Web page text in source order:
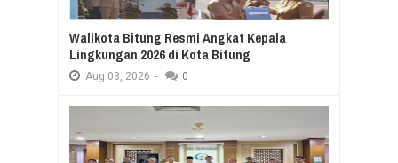
Walikota Bitung Resmi Angkat Kepala
Lingkungan 2026 di Kota Bitung
Aug 03, 2026 - 0